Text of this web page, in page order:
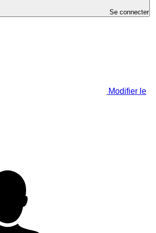
Se connecter
Modifier le